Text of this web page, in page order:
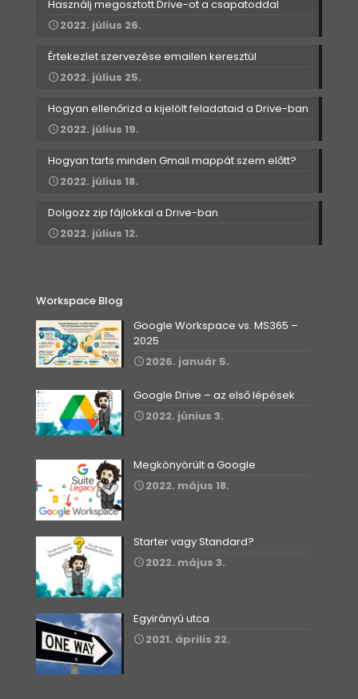
Használj megosztott Drive-ot a csapatoddal
2022. július 26.
Értekezlet szervezése emailen keresztül
2022. július 25.
Hogyan ellenőrizd a kijelölt feladataid a Drive-ban
2022. július 19.
Hogyan tarts minden Gmail mappát szem előtt?
2022. július 18.
Dolgozz zip fájlokkal a Drive-ban
2022. július 12.
Workspace Blog
Google Workspace vs. MS365 –
2025
2026. január 5.
Google Drive – az első lépések
2022. június 3.
Megkönyörült a Google
2022. május 18.
Starter vagy Standard?
2022. május 3.
Egyirányú utca
2021. április 22.